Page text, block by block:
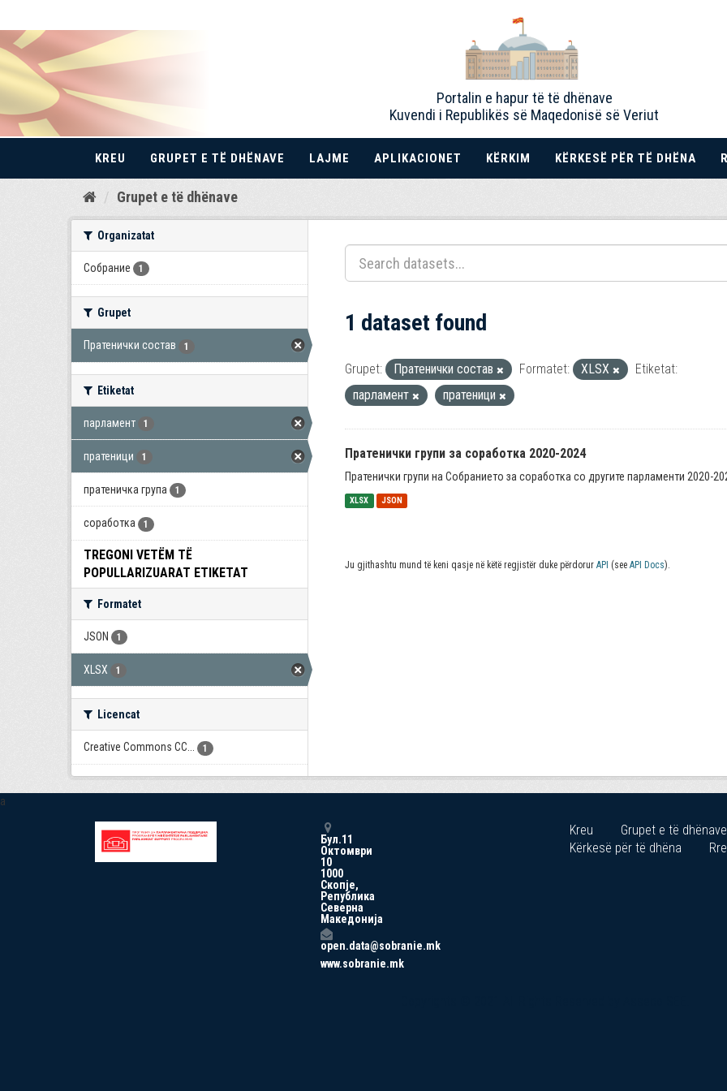
Kalo
Portalin e hapur të të dhënave
Kuvendi i Republikës së Maqedonisë së Veriut
KREU GRUPET E TË DHËNAVE LAJME APLIKACIONET KËRKIM KËRKESË PËR TË DHËNA
Grupet e të dhënave
Organizatat
Собрание 1
Grupet
Пратенички состав 1
Etiketat
парламент 1
пратеници 1
пратеничка група 1
соработка 1
TREGONI VETËM TË
POPULLARIZUARAT ETIKETAT
Formatet
JSON 1
XLSX 1
Licencat
Creative Commons CC... 1
1 dataset found
Grupet: Пратенички состав Formatet: XLSX
Etiketat:
парламент
пратеници
Пратенички групи за соработка 2020-2024
Пратенички групи на Собранието за соработка со другите парламенти 2020-
XLSX JSON
Ju gjithashtu mund të keni qasje në këtë regjistër duke përdorur API (see API Docs).
a
Бул.11
Октомври
10
1000
Скопје,
Република
Северна
Македонија
open.data@sobranie.mk
www.sobranie.mk
Kreu
Grupet e të dhënave
Kërkesë për të dhëna